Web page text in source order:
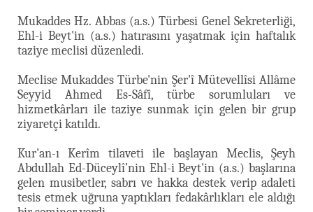
Mukaddes Hz. Abbas (a.s.) Türbesi Genel Sekreterliği,
Ehl-i Beyt'in (a.s.) hatırasını yaşatmak için haftalık
taziye meclisi düzenledi.
Meclise Mukaddes Türbe'nin Şer'î Mütevellîsi Allâme
Seyyid Ahmed Es-Sâfî, türbe sorumluları ve
hizmetkârları ile taziye sunmak için gelen bir grup
ziyaretçi katıldı.
Kur'an-ı Kerîm tilaveti ile başlayan Meclis, Şeyh
Abdullah Ed-Düceylî’nin Ehl-i Beyt'in (a.s.) başlarına
gelen musibetler, sabrı ve hakka destek verip adaleti
tesis etmek uğruna yaptıkları fedakârlıkları ele aldığı